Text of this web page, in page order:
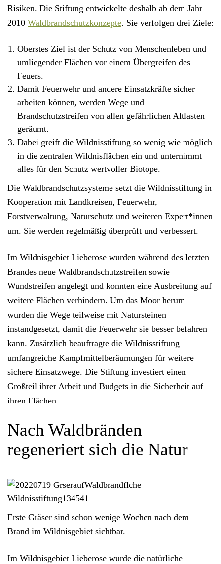
Risiken. Die Stiftung entwickelte deshalb ab dem Jahr
2010 Waldbrandschutzkonzepte. Sie verfolgen drei Ziele:
Oberstes Ziel ist der Schutz von Menschenleben und
umliegender Flächen vor einem Übergreifen des
Feuers.
Damit Feuerwehr und andere Einsatzkräfte sicher
arbeiten können, werden Wege und
Brandschutzstreifen von allen gefährlichen Altlasten
geräumt.
Dabei greift die Wildnisstiftung so wenig wie möglich
in die zentralen Wildnisflächen ein und unternimmt
alles für den Schutz wertvoller Biotope.
Die Waldbrandschutzsysteme setzt die Wildnisstiftung in
Kooperation mit Landkreisen, Feuerwehr,
Forstverwaltung, Naturschutz und weiteren Expert*innen
um. Sie werden regelmäßig überprüft und verbessert.
Im Wildnisgebiet Lieberose wurden während des letzten
Brandes neue Waldbrandschutzstreifen sowie
Wundstreifen angelegt und konnten eine Ausbreitung auf
weitere Flächen verhindern. Um das Moor herum
wurden die Wege teilweise mit Natursteinen
instandgesetzt, damit die Feuerwehr sie besser befahren
kann. Zusätzlich beauftragte die Wildnisstiftung
umfangreiche Kampfmittelberäumungen für weitere
sichere Einsatzwege. Die Stiftung investiert einen
Großteil ihrer Arbeit und Budgets in die Sicherheit auf
ihren Flächen.
Nach Waldbränden
regeneriert sich die Natur
Erste Gräser sind schon wenige Wochen nach dem
Brand im Wildnisgebiet sichtbar.
Im Wildnisgebiet Lieberose wurde die natürliche